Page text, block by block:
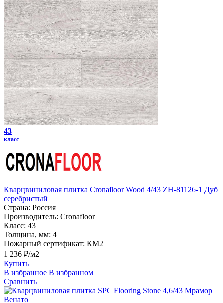
43
класс
Кварцвиниловая плитка Cronafloor Wood 4/43 ZH-81126-1 Дуб
серебристый
Страна: Россия
Производитель: Cronafloor
Класс: 43
Толщина, мм: 4
Пожарный сертификат: КМ2
1 236 ₽/м2
Купить
В избранное В избранном
Сравнить